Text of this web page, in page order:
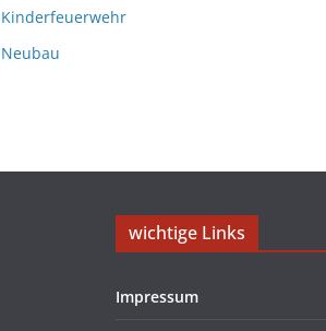
Kinderfeuerwehr
Neubau
wichtige Links
Impressum